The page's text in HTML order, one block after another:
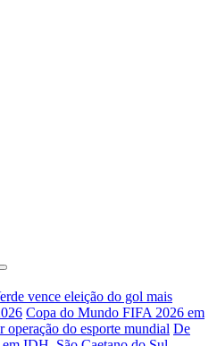
vence eleição do gol mais
Copa do Mundo FIFA 2026 em
operação do esporte mundial De